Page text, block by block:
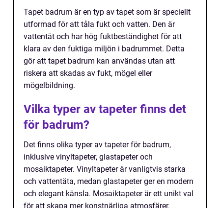
Tapet badrum är en typ av tapet som är speciellt
utformad för att tåla fukt och vatten. Den är
vattentät och har hög fuktbeständighet för att
klara av den fuktiga miljön i badrummet. Detta
gör att tapet badrum kan användas utan att
riskera att skadas av fukt, mögel eller
mögelbildning.
Vilka typer av tapeter finns det
för badrum?
Det finns olika typer av tapeter för badrum,
inklusive vinyltapeter, glastapeter och
mosaiktapeter. Vinyltapeter är vanligtvis starka
och vattentäta, medan glastapeter ger en modern
och elegant känsla. Mosaiktapeter är ett unikt val
för att skapa mer konstnärliga atmosfärer.